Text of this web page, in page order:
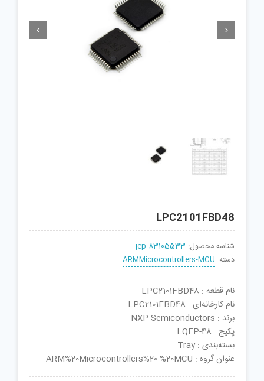
 
LPC2101FBD48
شناسه محصول: jep-83105533
دسته: ARMMicrocontrollers-MCU
نام قطعه : LPC2101FBD48
نام کارخانه‌ای : LPC2101FBD48
برند : NXP Semiconductors
پکیج : LQFP-48
بسته‌بندی : Tray
عنوان گروه : ARM%20Microcontrollers%20-%20MCU